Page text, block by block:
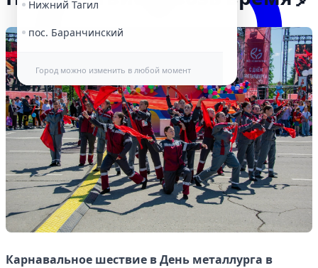
Нижний Тагил
пос. Баранчинский
Город можно изменить в любой момент
Избранное
Карнавальное шествие в День металлурга в